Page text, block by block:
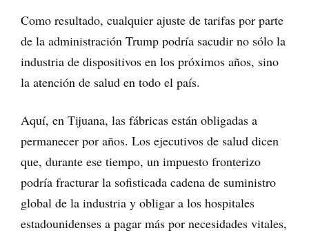
Como resultado, cualquier ajuste de tarifas por parte
de la administración Trump podría sacudir no sólo la
industria de dispositivos en los próximos años, sino
la atención de salud en todo el país.
Aquí, en Tijuana, las fábricas están obligadas a
permanecer por años. Los ejecutivos de salud dicen
que, durante ese tiempo, un impuesto fronterizo
podría fracturar la sofisticada cadena de suministro
global de la industria y obligar a los hospitales
estadounidenses a pagar más por necesidades vitales,